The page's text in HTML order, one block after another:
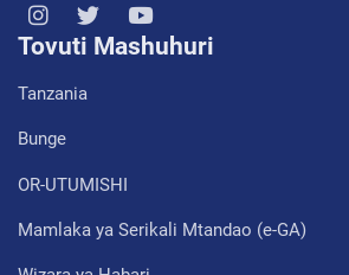
Tovuti Mashuhuri
Tanzania
Bunge
OR-UTUMISHI
Mamlaka ya Serikali Mtandao (e-GA)